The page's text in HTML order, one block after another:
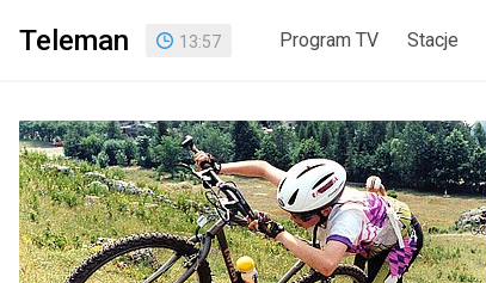
Teleman 13:57 Program TV Stacje